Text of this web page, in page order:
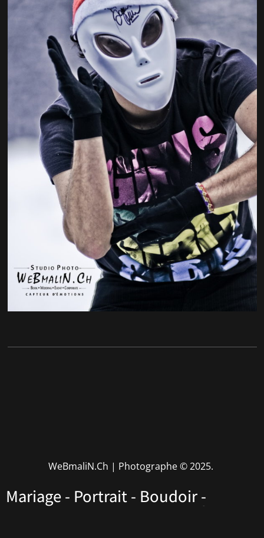
WeBmaliN.Ch | Photographe© 2025.
Mariage - Portrait - Boudoir -
Performers - Corporate • Rhône